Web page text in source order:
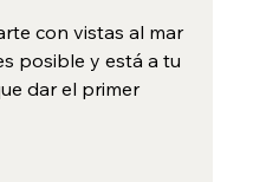
con vistas al mar
posible y está a tu
dar el primer